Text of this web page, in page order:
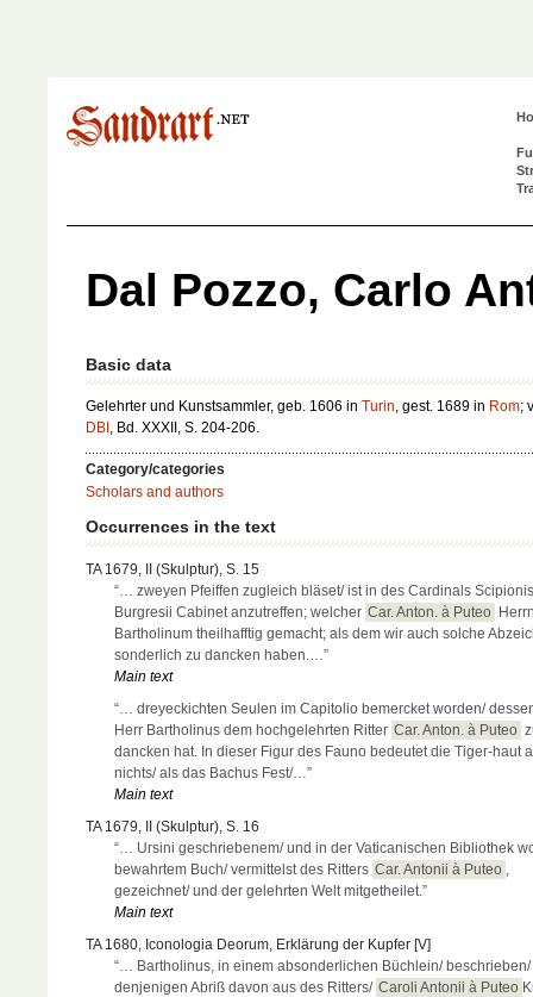
Dal Pozzo, Carlo
Basic data
Gelehrter und Kunstsammler, geb. 1606 in Turin, gest. 1689 in Rom;
DBI , Bd. XXXII, S. 204-206.
Category/categories
Scholars and authors
Occurrences in the text
TA 1679, II (Skulptur), S. 15
“… zweyen Pfeiffen zugleich bläset/ ist in des Cardinals Scipionis
Burgresii Cabinet anzutreffen; welcher Car. Anton. à Puteo
Bartholinum theilhafftig gemacht; als dem wir auch solche
sonderlich zu dancken haben.…”
Main text
“… dreyeckichten Seulen im Capitolio bemercket worden/
Herr Bartholinus dem hochgelehrten Ritter Car. Anton. à Puteo
dancken hat. In dieser Figur des Fauno bedeutet die Tiger-haut
nichts/ als das Bachus Fest/…”
Main text
TA 1679, II (Skulptur), S. 16
“… Ursini geschriebenem/ und in der Vaticanischen Bibliothek
bewahrtem Buch/ vermittelst des Ritters Car. Antonii à Puteo
gezeichnet/ und der gelehrten Welt mitgetheilet.”
Main text
TA 1680, Iconologia Deorum, Erklärung der Kupfer [V]
“… Bartholinus, in einem absonderlichen Büchlein/
denjenigen Abriß davon aus des Ritters/ Caroli Antonii à Puteo